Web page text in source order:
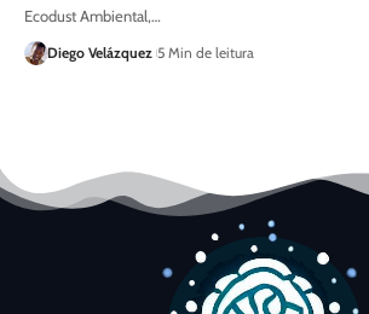
Ecodust Ambiental,…
Diego Velázquez 5 Min de leitura